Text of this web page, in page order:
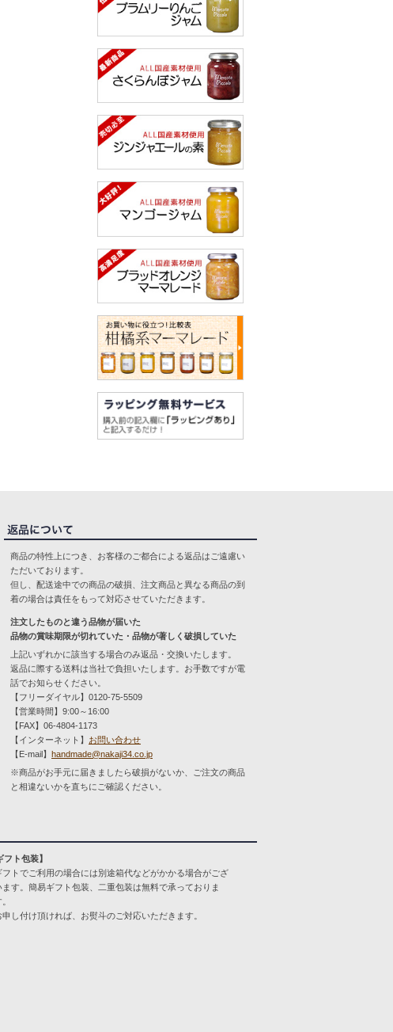
商品の特性上につき、お客様のご都合による返品はご遠慮い
ただいております。
但し、配送途中での商品の破損、注文商品と異なる商品の到
着の場合は責任をもって対応させていただきます。
注文したものと違う品物が届いた
品物の賞味期限が切れていた・品物が著しく破損していた
上記いずれかに該当する場合のみ返品・交換いたします。
返品に際する送料は当社で負担いたします。お手数ですが電
話でお知らせください。
【フリーダイヤル】0120-75-5509
【営業時間】9:00～16:00
【FAX】06-4804-1173
【インターネット】 お問い合わせ
【E-mail】 handmade@nakaji34.co.jp
※商品がお手元に届きましたら破損がないか、ご注文の商品
と相違ないかを直ちにご確認ください。
フト包装】
フトでご利用の場合には別途箱代などがかかる場合がござ
ます。簡易ギフト包装、二重包装は無料で承っておりま
申し付け頂ければ、お熨斗のご対応いただきます。